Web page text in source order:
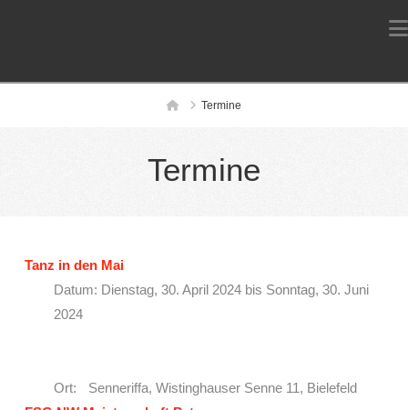
HomeTermine
Termine
Tanz in den Mai
Datum: Dienstag, 30. April 2024 bis Sonntag, 30. Juni
2024
Ort: Senneriffa, Wistinghauser Senne 11, Bielefeld